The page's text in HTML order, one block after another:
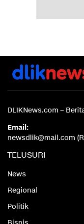
DLIKNews.com –
Email:
newsdlik@mail.com
TELUSURI
News
Regional
Politik